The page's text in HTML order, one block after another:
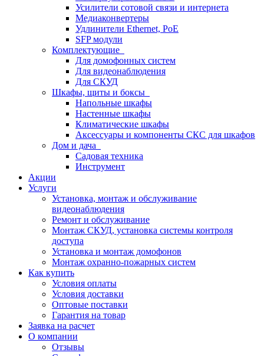
Усилители сотовой связи и интернета
Медиаконвертеры
Удлинители Ethernet, PoE
SFP модули
Комплектующие
Для домофонных систем
Для видеонаблюдения
Для СКУД
Шкафы, щиты и боксы
Напольные шкафы
Настенные шкафы
Климатические шкафы
Аксессуары и компоненты СКС для шкафов
Дом и дача
Садовая техника
Инструмент
Акции
Услуги
Установка, монтаж и обслуживание
видеонаблюдения
Ремонт и обслуживание
Монтаж СКУД, установка системы контроля
доступа
Установка и монтаж домофонов
Монтаж охранно-пожарных систем
Как купить
Условия оплаты
Условия доставки
Оптовые поставки
Гарантия на товар
Заявка на расчет
О компании
Отзывы